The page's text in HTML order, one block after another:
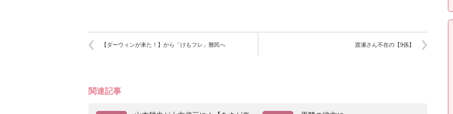
【ダーウィンが来た！】から「けもフレ」難民へ 渡瀬さん不在の【9係】
関連記事